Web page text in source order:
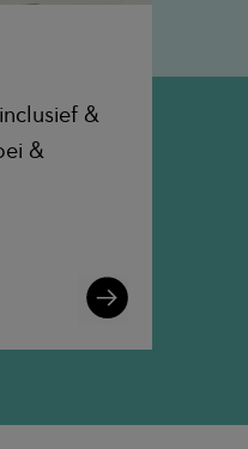
&
&
Learn
More